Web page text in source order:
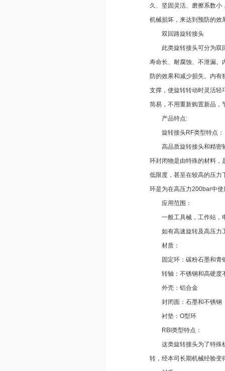
久、坚固灵活、磨擦系数
机械损坏，来达到预防的效
双回路旋转接头
此类旋转接头可分为双回
寿命长、耐腐蚀、不泄漏。
防的效果和减少损失。内
支撑，使旋转转动时灵活轻
简易，不用重新购置新品，
产品特点:
旋转接头RF类型特点：
高品质旋转接头和精密轴
环封闭物是由特殊的材料，
低限度，甚至在较高的压力
环是为在高压力200bar中使
应用范围：
一般工具械，工作站，
如有高速旋转及高压力
材质：
固定环：碳粉石墨和青
转轴：不锈钢和高硬度
外壳：铝合金
封闭面：石墨和不锈钢
衬垫：O型环
RBI类型特点：
这类旋转接头为了特殊机
转，经本司长期机械经验变